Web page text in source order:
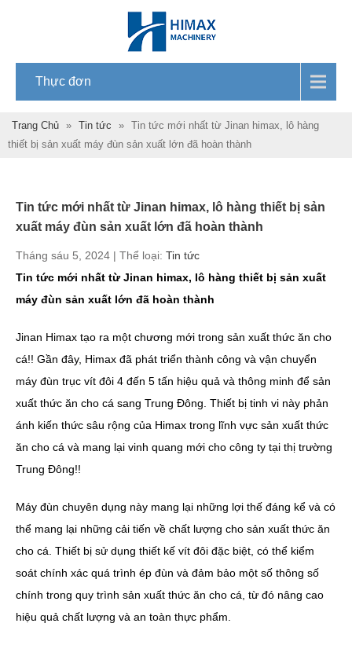
Thực đơn
Trang Chủ » Tin tức » Tin tức mới nhất từ ​​Jinan himax, lô hàng
thiết bị sản xuất máy đùn sản xuất lớn đã hoàn thành
Tin tức mới nhất từ ​​Jinan himax, lô hàng thiết bị sản
xuất máy đùn sản xuất lớn đã hoàn thành
Tháng sáu 5, 2024 | Thể loại: Tin tức
Tin tức mới nhất từ ​​Jinan himax, lô hàng thiết bị sản xuất
máy đùn sản xuất lớn đã hoàn thành
Jinan Himax tạo ra một chương mới trong sản xuất thức ăn cho
cá!! Gần đây, Himax đã phát triển thành công và vận chuyển
máy đùn trục vít đôi 4 đến 5 tấn hiệu quả và thông minh để sản
xuất thức ăn cho cá sang Trung Đông. Thiết bị tinh vi này phản
ánh kiến ​​thức sâu rộng của Himax trong lĩnh vực sản xuất thức
ăn cho cá và mang lại vinh quang mới cho công ty tại thị trường
Trung Đông!!
Máy đùn chuyên dụng này mang lại những lợi thế đáng kể và có
thể mang lại những cải tiến về chất lượng cho sản xuất thức ăn
cho cá. Thiết bị sử dụng thiết kế vít đôi đặc biệt, có thể kiểm
soát chính xác quá trình ép đùn và đảm bảo một số thông số
chính trong quy trình sản xuất thức ăn cho cá, từ đó nâng cao
hiệu quả chất lượng và an toàn thực phẩm.